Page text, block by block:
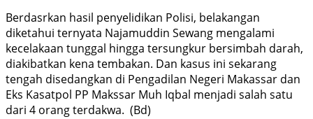
Berdasrkan hasil penyelidikan Polisi, belakangan
diketahui ternyata Najamuddin Sewang mengalami
kecelakaan tunggal hingga tersungkur bersimbah darah,
diakibatkan kena tembakan. Dan kasus ini sekarang
tengah disedangkan di Pengadilan Negeri Makassar dan
Eks Kasatpol PP Makssar Muh Iqbal menjadi salah satu
dari 4 orang terdakwa. (Bd)